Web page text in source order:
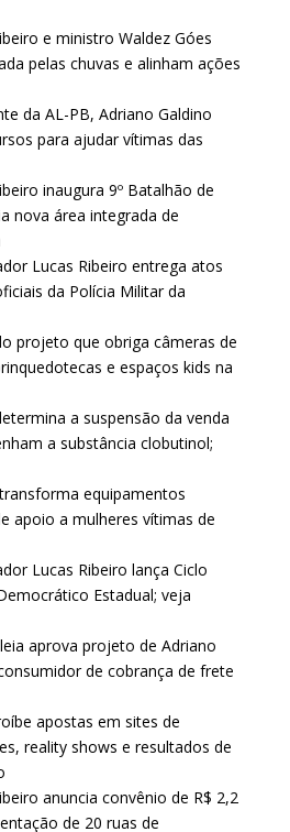
e ministro Waldez Góes
pelas chuvas e alinham ações
da AL-PB, Adriano Galdino
para ajudar vítimas das
inaugura 9º Batalhão de
nova área integrada de
Lucas Ribeiro entrega atos
da Polícia Militar da
projeto que obriga câmeras de
e espaços kids na
a suspensão da venda
a substância clobutinol;
equipamentos
apoio a mulheres vítimas de
Lucas Ribeiro lança Ciclo
Estadual; veja
aprova projeto de Adriano
de cobrança de frete
apostas em sites de
reality shows e resultados de
anuncia convênio de R$ 2,2
de 20 ruas de